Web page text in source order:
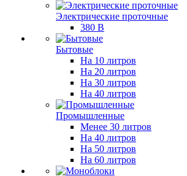
Электрические проточные
380 В
Бытовые
На 10 литров
На 20 литров
На 30 литров
На 40 литров
Промышленные
Менее 30 литров
На 40 литров
На 50 литров
На 60 литров